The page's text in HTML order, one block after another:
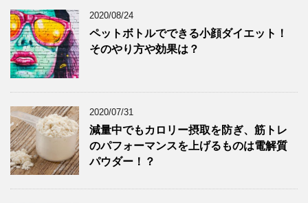
2020/08/24
ペットボトルでできる小顔ダイエット！
そのやり方や効果は？
2020/07/31
減量中でもカロリー摂取を防ぎ、筋トレ
のパフォーマンスを上げるものは電解質
パウダー！？